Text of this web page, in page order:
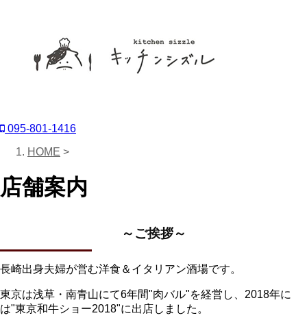
095-801-1416
HOME >
店舗案内
～ご挨拶～
長崎出身夫婦が営む洋食＆イタリアン酒場です。
東京は浅草・南青山にて6年間"肉バル"を経営し、2018年に
は"東京和牛ショー2018"に出店しました。